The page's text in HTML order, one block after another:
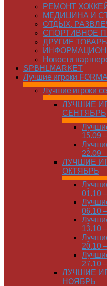
РЕМОНТ
МЕДИЦИНА И
ОТДЫХ,
СПОРТИВНОЕ
ДРУГИЕ
Новости
SPBHLMARKET
Лучшие игроки
Лучшие игроки
ЛУЧШИЕ
СЕНТЯБРЬ
15.09
22.09
ЛУЧШИЕ
ОКТЯБРЬ
01.10
06.10
13.10
20.10
27.10
ЛУЧШИЕ
НОЯБРЬ